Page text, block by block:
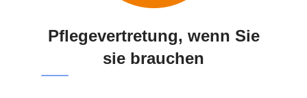
Pflegevertretung, wenn Sie
sie brauchen